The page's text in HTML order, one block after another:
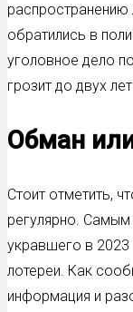
распространению
обратились в
уголовное дело
грозит до двух
Обман
Стоит отметить,
регулярно.
укравшего в 2023
лотереи. Как
информация и